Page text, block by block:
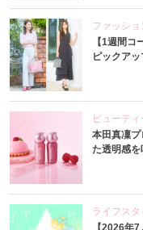
ファッショ
【1週間
ピックア
ビューティ
本田真凜
た透明感を
ライフスタ
【2026年